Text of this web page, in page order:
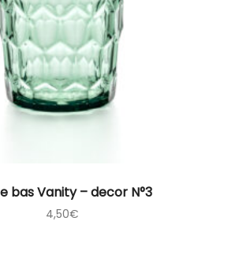
bas Vanity – decor N°3
4,50€